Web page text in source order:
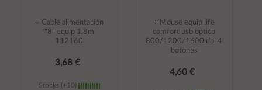
÷ Cable alimentacion
"8" equip 1,8m
112160
3,68 €
Stocks (+10)
÷ Mouse equip life
comfort usb optico
800/1200/1600 dpi 4
botones
4,60 €